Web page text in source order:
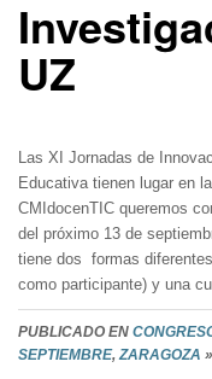
UZ
Las XI Jornadas de
Educativa tienen lugar en
CMIdocenTIC queremos
del próximo 13 de
tiene dos formas
como participante) y una
PUBLICADO EN
SEPTIEMBRE,ZARAGOZA »